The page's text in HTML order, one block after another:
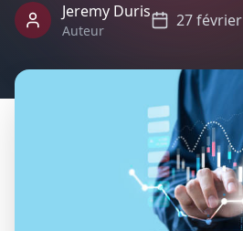
Jeremy Duris
Auteur
27